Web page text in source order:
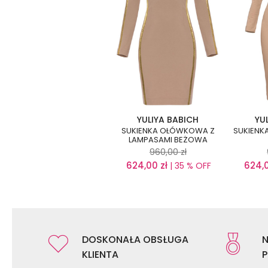
YULIYA BABICH
SUKIENKA OŁÓWKOWA Z
LAMPASAMI BEŻOWA
960,00 zł
624,00 zł | 35 % OFF
DOSKONAŁA OBSŁUGA
KLIENTA